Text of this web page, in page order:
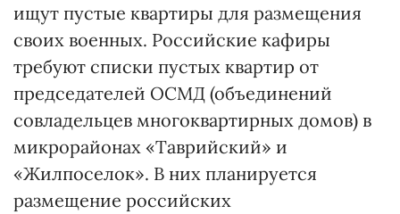
ищут пустые квартиры для размещения
своих военных. Российские кафиры
требуют списки пустых квартир от
председателей ОСМД (объединений
совладельцев многоквартирных домов) в
микрорайонах «Таврийский» и
«Жилпоселок». В них планируется
размещение российских